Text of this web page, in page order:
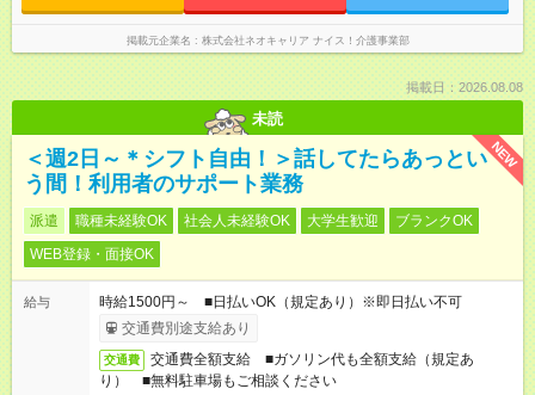
掲載元企業名 株式会社ネオキャリア ナイス！介護事業部
掲載日：2026.08.08
未読
NEW
＜週2日～＊シフト自由！＞話してたらあっとい
う間！利用者のサポート業務
派遣 職種未経験OK 社会人未経験OK 大学生歓迎
ブランクOK
WEB登録・面接OK
給与
時給1500円～ ■日払いOK（規定あり）※即日払い不可
交通費別途支給あり
交通費
交通費全額支給 ■ガソリン代も全額支給（規定あ
り） ■無料駐車場もご相談ください